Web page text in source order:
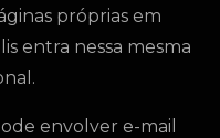
próprias em
entra nessa mesma
envolver e-mail